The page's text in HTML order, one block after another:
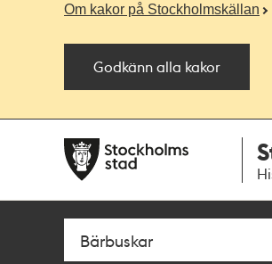
Om kakor på Stockholmskällan
Godkänn alla kakor
navigationen
huvudinnehållet
Sök